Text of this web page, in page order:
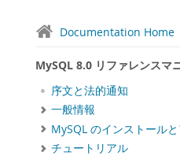
Documentation Home
MySQL 8.0 リファレンスマ
序文と法的通知
一般情報
MySQL のインストール
チュートリアル